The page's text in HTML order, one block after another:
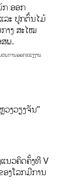
ກ ອອກ
ລະ ປູກຕົ້ນໄມ້
າງ ສະໄໝ
ພ.
ວນການອອກແຮງງານ
ວງວຽງຈັນ”
ແນວຄິດຄັ້ງທີ V
ອງໂລກມີການ